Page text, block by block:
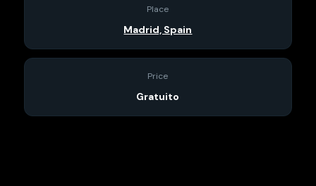
Place
Madrid, Spain
Price
Gratuito